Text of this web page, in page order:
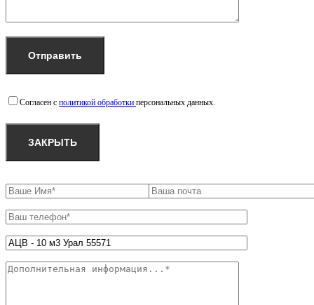
Согласен с политикой обработки персональных данных.
ЗАКРЫТЬ